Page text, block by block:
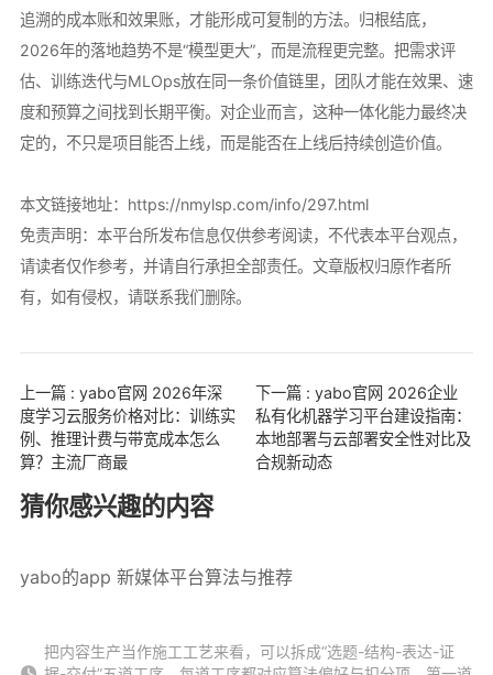
追溯的成本账和效果账，才能形成可复制的方法。归根结底，
2026年的落地趋势不是“模型更大”，而是流程更完整。把需求评
估、训练迭代与MLOps放在同一条价值链里，团队才能在效果、速
度和预算之间找到长期平衡。对企业而言，这种一体化能力最终决
定的，不只是项目能否上线，而是能否在上线后持续创造价值。
本文链接地址： https://nmylsp.com/info/297.html
免责声明：本平台所发布信息仅供参考阅读，不代表本平台观点，
请读者仅作参考，并请自行承担全部责任。文章版权归原作者所
有，如有侵权，请联系我们删除。
上一篇 : yabo官网 2026年深
度学习云服务价格对比：训练实
例、推理计费与带宽成本怎么
算？主流厂商最
下一篇 : yabo官网 2026企业
私有化机器学习平台建设指南：
本地部署与云部署安全性对比及
合规新动态
猜你感兴趣的内容
yabo的app 新媒体平台算法与推荐
把内容生产当作施工工艺来看，可以拆成“选题-结构-表达-证